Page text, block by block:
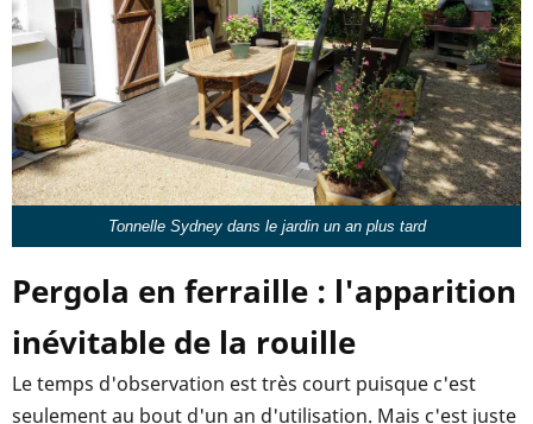
Tonnelle Sydney dans le jardin un an plus tard
Pergola en ferraille : l'apparition
inévitable de la rouille
Le temps d'observation est très court puisque c'est
seulement au bout d'un an d'utilisation. Mais c'est juste